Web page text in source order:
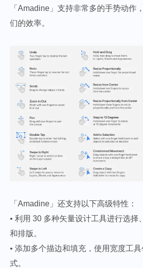
「Amadine」支持非常多的手势动作
们的效率。
「Amadine」还支持以下高级特性：
• 利用 30 多种矢量设计工具进行选择
和排版。
• 添加多个描边和填充，使用宽度工
式。